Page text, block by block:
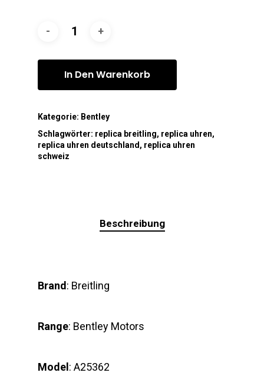
In Den Warenkorb
Kategorie: Bentley
Schlagwörter: replica breitling, replica uhren,
replica uhren deutschland , replica uhren
schweiz
Beschreibung
Brand: Breitling
Range: Bentley Motors
Model: A25362